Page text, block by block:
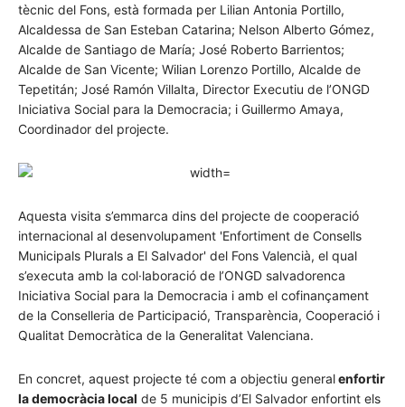
tècnic del Fons, està formada per Lilian Antonia Portillo,
Alcaldessa de San Esteban Catarina; Nelson Alberto Gómez,
Alcalde de Santiago de María; José Roberto Barrientos;
Alcalde de San Vicente; Wilian Lorenzo Portillo, Alcalde de
Tepetitán; José Ramón Villalta, Director Executiu de l’ONGD
Iniciativa Social para la Democracia; i Guillermo Amaya,
Coordinador del projecte.
Aquesta visita s’emmarca dins del projecte de cooperació
internacional al desenvolupament 'Enfortiment de Consells
Municipals Plurals a El Salvador' del Fons Valencià, el qual
s’executa amb la col·laboració de l’ONGD salvadorenca
Iniciativa Social para la Democracia i amb el cofinançament
de la Conselleria de Participació, Transparència, Cooperació i
Qualitat Democràtica de la Generalitat Valenciana.
En concret, aquest projecte té com a objectiu generalenfortir
la democràcia local de 5 municipis d’El Salvador enfortint els